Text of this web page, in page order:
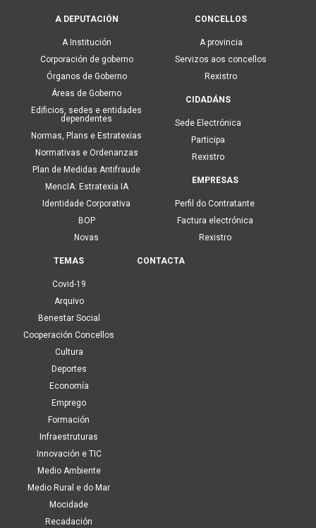
navigation
A DEPUTACIÓN
A Institución
Corporación de goberno
Órganos de Goberno
Áreas de Goberno
Edificios, sedes e entidades
dependentes
Normas, Plans e Estratexias
Normativas e Ordenanzas
Plan de Medidas Antifraude
MencIA: Estratexia IA
Identidade Corporativa
BOP
Novas
CONCELLOS
A provincia
Servizos aos concellos
Rexistro
CIDADÁNS
Sede Electrónica
Participa
Rexistro
EMPRESAS
Perfil do Contratante
Factura electrónica
Rexistro
TEMAS
Covid-19
Arquivo
Benestar Social
Cooperación Concellos
Cultura
Deportes
Economía
Emprego
Formación
Infraestruturas
Innovación e TIC
Medio Ambiente
Medio Rural e do Mar
Mocidade
Recadación
CONTACTA